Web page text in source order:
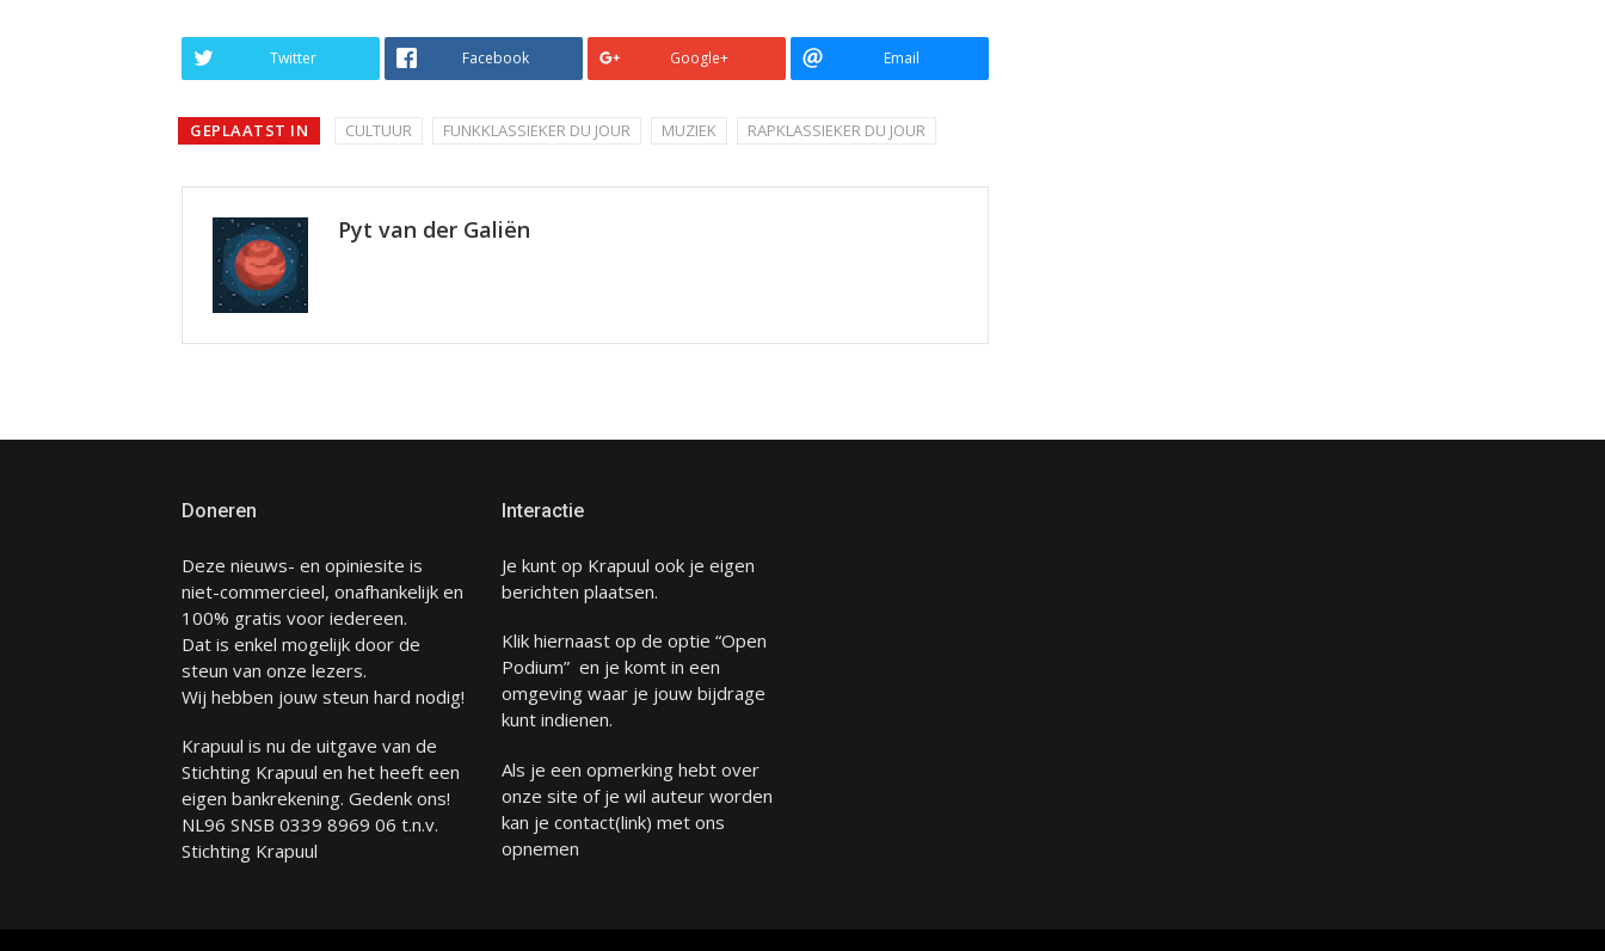
Twitter Facebook Google+ Email
GEPLAATST IN CULTUUR FUNKKLASSIEKER DU JOUR MUZIEK RAPKLASSIEKER DU JOUR
Pyt van der Galiën
Doneren
Deze nieuws- en opiniesite is
niet-commercieel, onafhankelijk en
100% gratis voor iedereen.
Dat is enkel mogelijk door de
steun van onze lezers.
Wij hebben jouw steun hard nodig!
Krapuul is nu de uitgave van de
Stichting Krapuul en het heeft een
eigen bankrekening. Gedenk ons!
NL96 SNSB 0339 8969 06 t.n.v.
Stichting Krapuul
Interactie
Je kunt op Krapuul ook je eigen
berichten plaatsen.
Klik hiernaast op de optie “Open
Podium” en je komt in een
omgeving waar je jouw bijdrage
kunt indienen.
Als je een opmerking hebt over
onze site of je wil auteur worden
kan je contact(link) met ons
opnemen